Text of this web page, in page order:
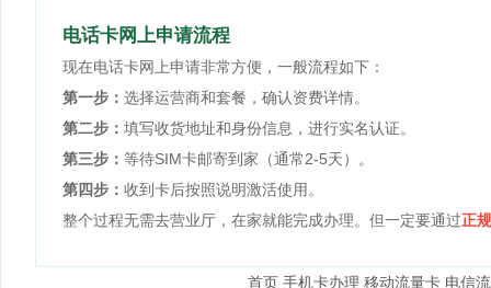
电话卡网上申请流程
现在电话卡网上申请非常方便，一般流程如下：
第一步： 选择运营商和套餐，确认资费详情。
第二步： 填写收货地址和身份信息，进行实名认证。
第三步： 等待SIM卡邮寄到家（通常2-5天）。
第四步： 收到卡后按照说明激活使用。
整个过程无需去营业厅，在家就能完成办理。但一定要通过正
首页 手机卡办理 移动流量卡 电信